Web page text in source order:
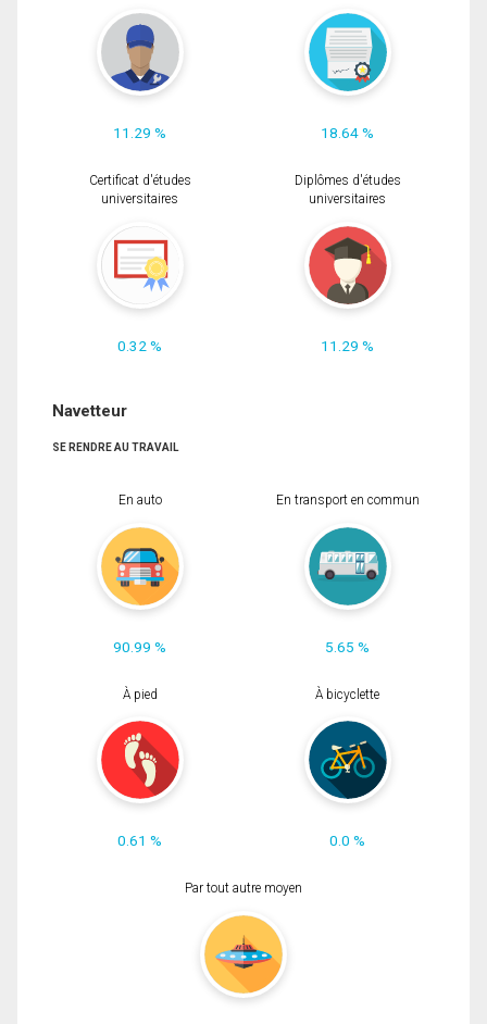
11.29 % 18.64 %
Certificat d'études
universitaires
0.32 %
Diplômes d'études
universitaires
11.29 %
Navetteur
SE RENDRE AU TRAVAIL
En auto
90.99 %
En transport en commun
5.65 %
À pied
0.61 %
À bicyclette
0.0 %
Par tout autre moyen